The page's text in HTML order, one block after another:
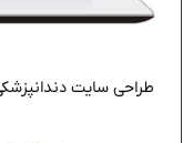
طراحی سایت